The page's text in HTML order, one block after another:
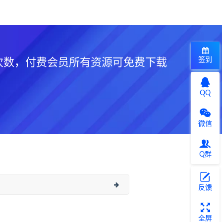
，付费会员所有资源可免费下载 签到
QQ
微信
Q群
反馈
全屏